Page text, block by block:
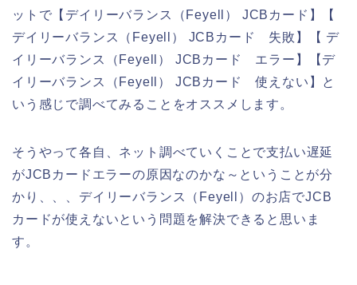
ットで【デイリーバランス（Feyell） JCBカード】【
デイリーバランス（Feyell） JCBカード 失敗】【 デ
イリーバランス（Feyell） JCBカード エラー】【デ
イリーバランス（Feyell） JCBカード 使えない】と
いう感じで調べてみることをオススメします。
そうやって各自、ネット調べていくことで支払い遅延
がJCBカードエラーの原因なのかな～ということが分
かり、、、デイリーバランス（Feyell）のお店でJCB
カードが使えないという問題を解決できると思いま
す。